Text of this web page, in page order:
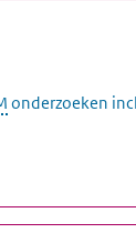
onderzoeken